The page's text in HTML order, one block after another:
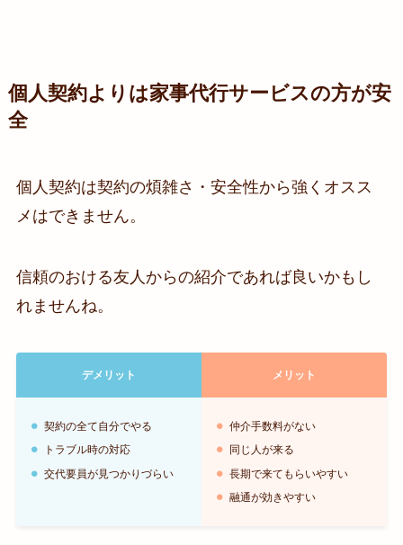
個人契約よりは家事代行サービスの方が安
全
個人契約は契約の煩雑さ・安全性から強くオスス
メはできません。
信頼のおける友人からの紹介であれば良いかもし
れませんね。
デメリット メリット
契約の全て自分でやる
トラブル時の対応
交代要員が見つかりづらい
仲介手数料がない
同じ人が来る
長期で来てもらいやすい
融通が効きやすい